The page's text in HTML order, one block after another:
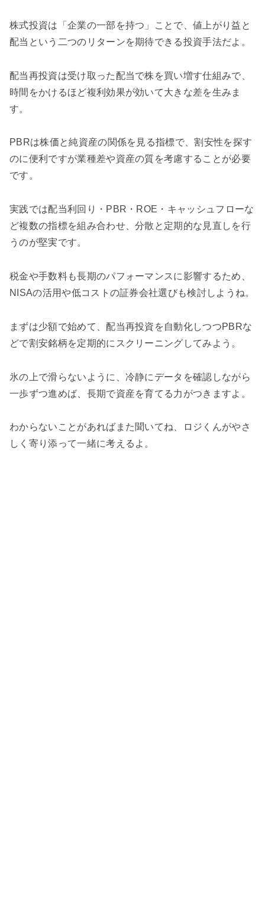
株式投資は「企業の一部を持つ」ことで、値上がり益と
配当という二つのリターンを期待できる投資手法だよ。
配当再投資は受け取った配当で株を買い増す仕組みで、
時間をかけるほど複利効果が効いて大きな差を生みま
す。
PBRは株価と純資産の関係を見る指標で、割安性を探す
のに便利ですが業種差や資産の質を考慮することが必要
です。
実践では配当利回り・PBR・ROE・キャッシュフローな
ど複数の指標を組み合わせ、分散と定期的な見直しを行
うのが堅実です。
税金や手数料も長期のパフォーマンスに影響するため、
NISAの活用や低コストの証券会社選びも検討しようね。
まずは少額で始めて、配当再投資を自動化しつつPBRな
どで割安銘柄を定期的にスクリーニングしてみよう。
氷の上で滑らないように、冷静にデータを確認しながら
一歩ずつ進めば、長期で資産を育てる力がつきますよ。
わからないことがあればまた聞いてね、ロジくんがやさ
しく寄り添って一緒に考えるよ。